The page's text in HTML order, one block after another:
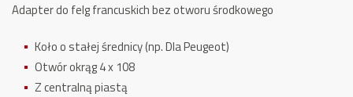
TW
AD4L
Adapter do felg francuskich bez otworu środkowego
Koło o stałej średnicy (np. Dla Peugeot)
Otwór okrąg 4 x 108
Z centralną piastą